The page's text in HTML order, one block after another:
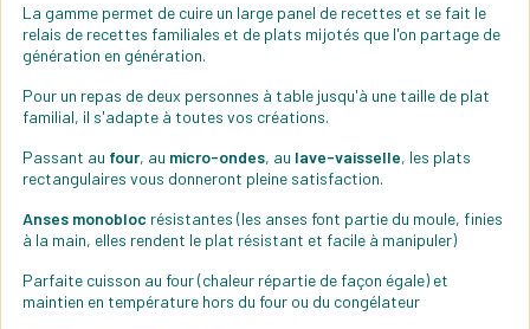
La gamme permet de cuire un large panel de recettes et se fait le
relais de recettes familiales et de plats mijotés que l'on partage de
génération en génération.
Pour un repas de deux personnes à table jusqu'à une taille de plat
familial, il s'adapte à toutes vos créations.
Passant au four, au micro-ondes, au lave-vaisselle, les plats
rectangulaires vous donneront pleine satisfaction.
Anses monobloc résistantes (les anses font partie du moule, finies
à la main, elles rendent le plat résistant et facile à manipuler)
Parfaite cuisson au four (chaleur répartie de façon égale) et
maintien en température hors du four ou du congélateur